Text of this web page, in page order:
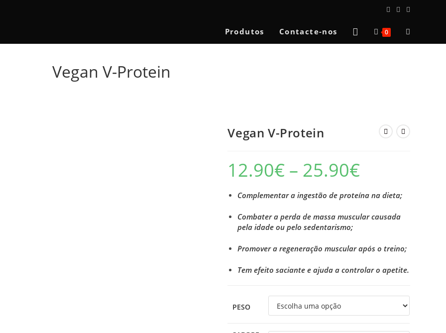
Produtos Contacte-nos 0 Toggle
Vegan V-Protein
Vegan V-Protein
12.90€ – 25.90€
25.90€
Complementar a ingestão de proteína na dieta;
Combater a perda de massa muscular causada
pela idade ou pelo sedentarismo;
Promover a regeneração muscular após o treino;
Tem efeito saciante e ajuda a controlar o apetite.
PESO